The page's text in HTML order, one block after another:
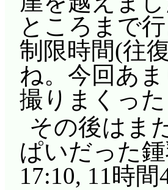
ら!? 何と言
つ(^^;;;
後日譚とい
ているさわ
問題になっ
ところまで
制限時間(往
ね。今回あ
撮りまくった
その後はま
ぱいだった
17:10, 11時